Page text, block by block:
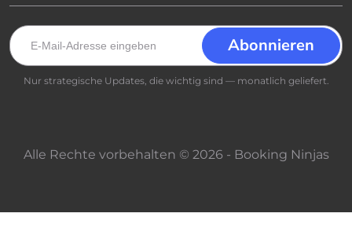
Nur strategische Updates, die wichtig sind — monatlich geliefert.
Alle Rechte vorbehalten © 2026 - Booking Ninjas